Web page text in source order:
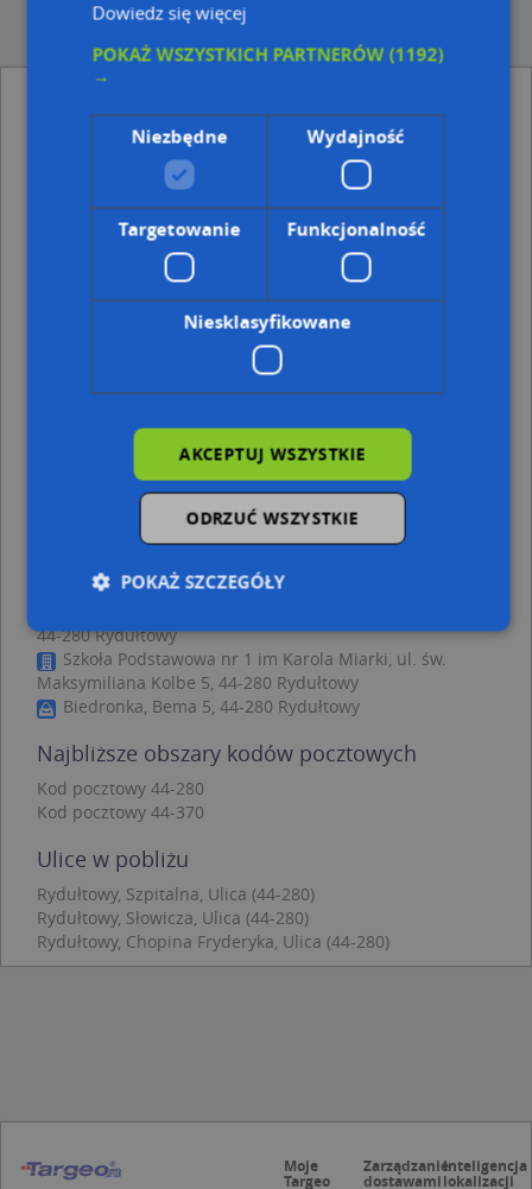
Plac zabaw, Ogródek, Chopina Fryderyka 7, 44-280
Lotto, Ofiar Terroru 72A, 44-280 Rydułtowy
Adresy w pobliżu
Rydułtowy, Szpitalna 46, Ulica (44-280)
(→ 8 m)
Rydułtowy, Plebiscytowa 46, Ulica (44-280)
Rydułtowy, Szpitalna 6, Ulica (44-280) (→ 30 m)
Rydułtowy, Szpitalna 10, Ulica (44-280)
Rydułtowy, Plebiscytowa 40, Ulica (44-280)
Rydułtowy, Szpitalna 4, Ulica (44-280) (→ 83 m)
Rydułtowy, Plebiscytowa 36, Ulica (44-280)
Rydułtowy, Chopina Fryderyka 15, Ulica (44-280)
Lotto - inne punkty w pobliżu
44-280 Rydułtowy
Szkoła Podstawowa nr 1 im Karola Miarki, ul. św.
Maksymiliana Kolbe 5, 44-280 Rydułtowy
Biedronka, Bema 5, 44-280 Rydułtowy
Najbliższe obszary kodów pocztowych
Kod pocztowy 44-280
Kod pocztowy 44-370
Ulice w pobliżu
Rydułtowy, Szpitalna, Ulica (44-280)
Rydułtowy, Słowicza, Ulica (44-280)
Rydułtowy, Chopina Fryderyka, Ulica (44-280)
Moje
Targeo
Zarządzanie
dostawami
Inteligencja
lokalizacji
Dowiedz się więcej
POKAŻ WSZYSTKICH PARTNERÓW(1192)
→
Niezbędne Wydajność
Targetowanie Funkcjonalność
Niesklasyfikowane
AKCEPTUJ WSZYSTKIE
ODRZUĆ WSZYSTKIE
POKAŻ SZCZEGÓŁY
Niezbędne Wydajność
Targetowanie
Funkcjonalność
Niesklasyfikowane
Niezbędne pliki cookie umożliwiają korzystanie z
jak logowanie użytkownika i zarządzanie kontem.
Bez niezbędnych plików cookie nie można
Nazwa
Domena
APPSESSID .targeo.pl
CookieScriptConsent